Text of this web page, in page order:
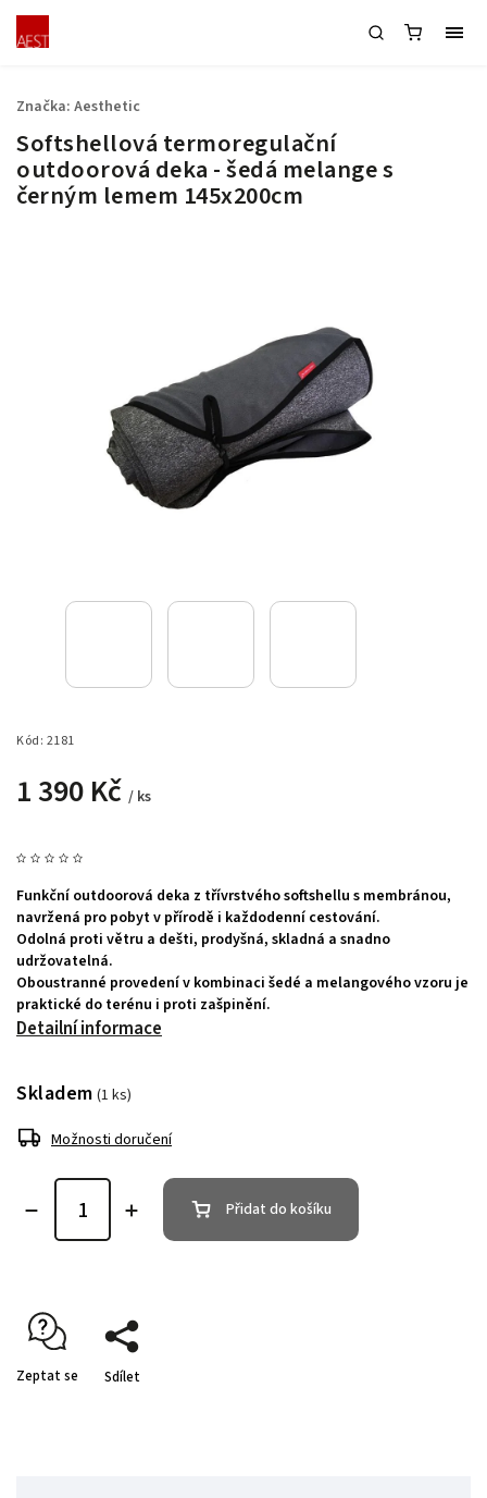
Softshellová termoregulační
outdoorová deka - šedá melange s
černým lemem 145x200cm
Kód: 2181
1 390 Kč / ks
Funkční outdoorová deka z třívrstvého softshellu s membránou,
navržená pro pobyt v přírodě i každodenní cestování.
Odolná proti větru a dešti, prodyšná, skladná a snadno
udržovatelná.
Oboustranné provedení v kombinaci šedé a melangového vzoru je
praktické do terénu i proti zašpinění.
Detailní informace
Značka: Aesthetic
Skladem (1 ks)
Možnosti doručení
Přidat do košíku
Zeptat se Sdílet